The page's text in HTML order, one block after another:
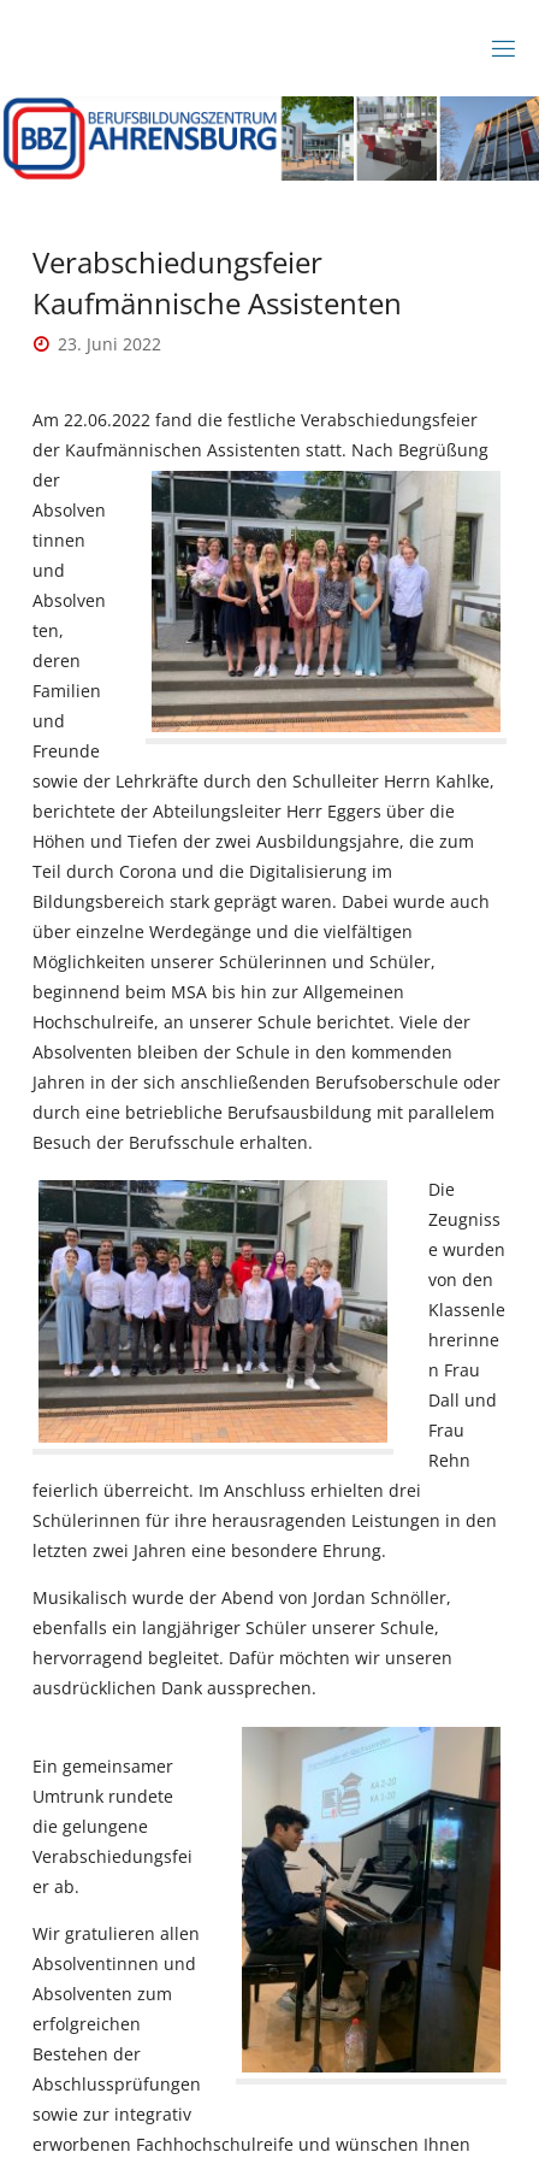
BZ
A
HR
B
R
Verabschiedungsfeier
Kaufmännische Assistenten
23. Juni 2022
Am 22.06.2022 fand die festliche Verabschiedungsfeier
der Kaufmännischen Assistenten statt. Nach Begrüßung
der
Absolven
tinnen
und
Absolven
ten,
deren
Familien
und
Freunde
sowie der Lehrkräfte durch den Schulleiter Herrn Kahlke,
berichtete der Abteilungsleiter Herr Eggers über die
Höhen und Tiefen der zwei Ausbildungsjahre, die zum
Teil durch Corona und die Digitalisierung im
Bildungsbereich stark geprägt waren. Dabei wurde auch
über einzelne Werdegänge und die vielfältigen
Möglichkeiten unserer Schülerinnen und Schüler,
beginnend beim MSA bis hin zur Allgemeinen
Hochschulreife, an unserer Schule berichtet. Viele der
Absolventen bleiben der Schule in den kommenden
Jahren in der sich anschließenden Berufsoberschule oder
durch eine betriebliche Berufsausbildung mit parallelem
Besuch der Berufsschule erhalten.
Die
Zeugniss
e wurden
von den
Klassenle
hrerinne
n Frau
Dall und
Frau
Rehn
feierlich überreicht. Im Anschluss erhielten drei
Schülerinnen für ihre herausragenden Leistungen in den
letzten zwei Jahren eine besondere Ehrung.
Musikalisch wurde der Abend von Jordan Schnöller,
ebenfalls ein langjähriger Schüler unserer Schule,
hervorragend begleitet. Dafür möchten wir unseren
ausdrücklichen Dank aussprechen.
Ein gemeinsamer
Umtrunk rundete
die gelungene
Verabschiedungsfei
er ab.
Wir gratulieren allen
Absolventinnen und
Absolventen zum
erfolgreichen
Bestehen der
Abschlussprüfungen
sowie zur integrativ
erworbenen Fachhochschulreife und wünschen Ihnen